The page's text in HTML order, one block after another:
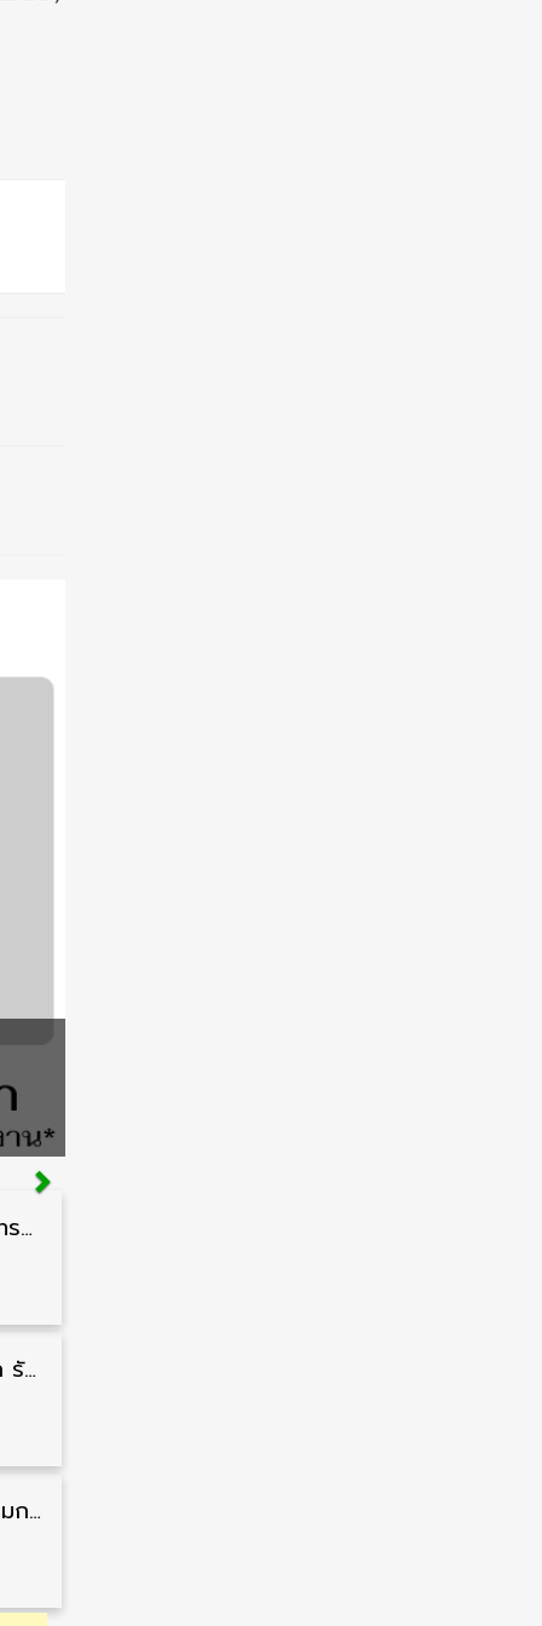
สำนักงานปลัดกระทรวงสาธารณสุข รับสมัครพนักงานราชการรูปแบบพิเศษ วุฒิ ปวส./ป.ตรี 102 อัตรา รับสมัคร 17 – 28 สิงหาคม
กรมแพทย์ทหารบก รับสมัครพนักงานราชการ วุฒิ ม.3/ม.6/ปวช./ปวท./ปวส. 6 อัตรา รับสมัคร 3 – 7 สิงหาคม
สำนักงานคณะกรรมการนโยบายที่ดินแห่งชาติ รับสมัครคัดเลือกพนักงานราชการ วุฒิ ป.ตรี 6 อัตรา รับสมัคร 13 กรกฎาคม – 6 สิงหาคม